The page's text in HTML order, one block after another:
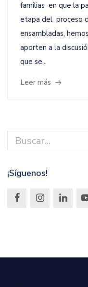
familias en que la
etapa del proceso
ensambladas,
aporten a la
que se...
Leer más
¡Síguenos!